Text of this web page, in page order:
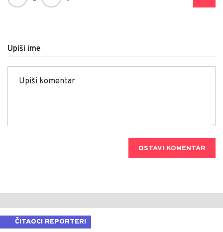
Upiši ime
OSTAVI KOMENTAR
ČITAOCI REPORTERI